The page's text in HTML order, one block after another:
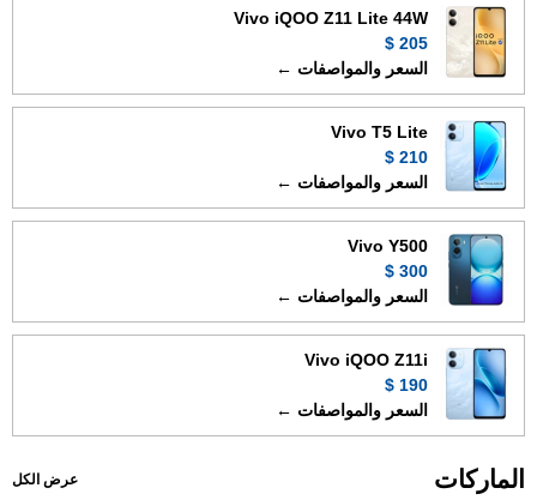
Vivo iQOO Z11 Lite 44W
205 $
السعر والمواصفات ←
Vivo T5 Lite
210 $
السعر والمواصفات ←
Vivo Y500
300 $
السعر والمواصفات ←
Vivo iQOO Z11i
190 $
السعر والمواصفات ←
الماركات عرض الكل